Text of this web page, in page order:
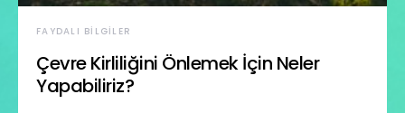
FAYDALI BILGILER
Çevre Kirliliğini Önlemek İçin Neler
Yapabiliriz?